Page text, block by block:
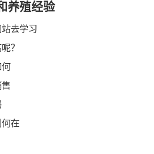
养殖经验
去学习
？
何
何在